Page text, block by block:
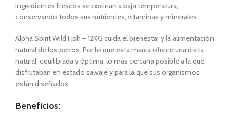
ingredientes frescos se cocinan a baja temperatura,
conservando todos sus nutrientes, vitaminas y minerales.
Alpha Spirit Wild Fish – 12KG cuida el bienestar y la alimentación
natural de los perros.Por lo que esta marca ofrece una dieta
natural, equilibrada y óptima, lo más cercana posible a la que
disfrutaban en estado salvaje y para la que sus organismos
están diseñados.
Beneficios: